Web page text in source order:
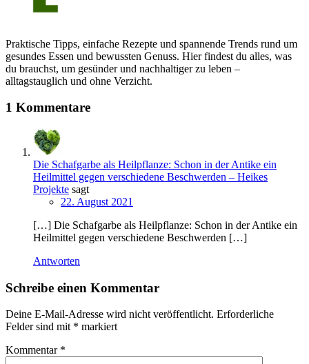
Praktische Tipps, einfache Rezepte und spannende Trends rund um
gesundes Essen und bewussten Genuss. Hier findest du alles, was
du brauchst, um gesünder und nachhaltiger zu leben –
alltagstauglich und ohne Verzicht.
1 Kommentare
Die Schafgarbe als Heilpflanze: Schon in der Antike ein
Heilmittel gegen verschiedene Beschwerden – Heikes
Projekte sagt
22. August 2021
[…] Die Schafgarbe als Heilpflanze: Schon in der Antike ein
Heilmittel gegen verschiedene Beschwerden […]
Antworten
Schreibe einen Kommentar
Deine E-Mail-Adresse wird nicht veröffentlicht. Erforderliche
Felder sind mit * markiert
Kommentar *